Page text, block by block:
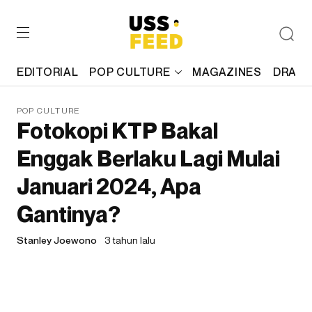
EDITORIAL POP CULTURE MAGAZINES
POP CULTURE
Fotokopi KTP Bakal
Enggak Berlaku Lagi Mulai
Januari 2024, Apa
Gantinya?
Stanley Joewono 3 tahun lalu